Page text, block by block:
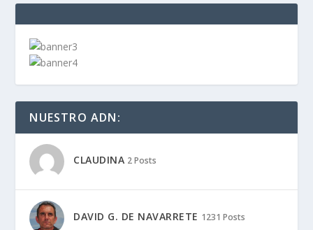
NUESTRO ADN:
CLAUDINA 2 Posts
DAVID G. DE NAVARRETE 1231 Posts